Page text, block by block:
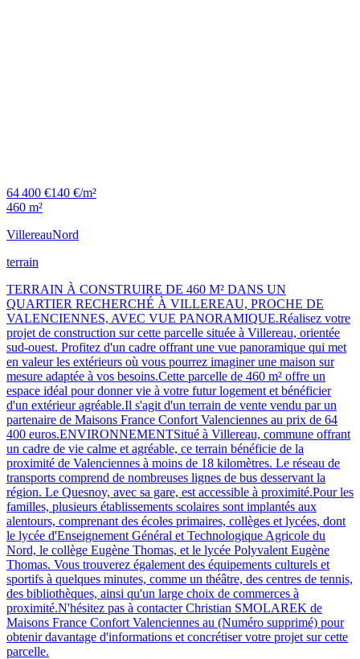
64 400 €140 €/m²
460 m²
VillereauNord
terrain
TERRAIN À CONSTRUIRE DE 460 M² DANS UN
QUARTIER RECHERCHÉ À VILLEREAU, PROCHE DE
VALENCIENNES, AVEC VUE PANORAMIQUE.Réalisez votre
projet de construction sur cette parcelle située à Villereau, orientée
sud-ouest. Profitez d'un cadre offrant une vue panoramique qui met
en valeur les extérieurs où vous pourrez imaginer une maison sur
mesure adaptée à vos besoins.Cette parcelle de 460 m² offre un
espace idéal pour donner vie à votre futur logement et bénéficier
d'un extérieur agréable.Il s'agit d'un terrain de vente vendu par un
partenaire de Maisons France Confort Valenciennes au prix de 64
400 euros.ENVIRONNEMENTSitué à Villereau, commune offrant
un cadre de vie calme et agréable, ce terrain bénéficie de la
proximité de Valenciennes à moins de 18 kilomètres. Le réseau de
transports comprend de nombreuses lignes de bus desservant la
région. Le Quesnoy, avec sa gare, est accessible à proximité.Pour les
familles, plusieurs établissements scolaires sont implantés aux
alentours, comprenant des écoles primaires, collèges et lycées, dont
le lycée d'Enseignement Général et Technologique Agricole du
Nord, le collège Eugène Thomas, et le lycée Polyvalent Eugène
Thomas. Vous trouverez également des équipements culturels et
sportifs à quelques minutes, comme un théâtre, des centres de tennis,
des bibliothèques, ainsi qu'un large choix de commerces à
proximité.N'hésitez pas à contacter Christian SMOLAREK de
Maisons France Confort Valenciennes au (Numéro supprimé) pour
obtenir davantage d'informations et concrétiser votre projet sur cette
parcelle.